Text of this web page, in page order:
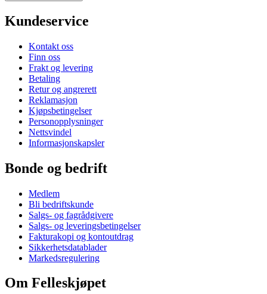
Kundeservice
Kontakt oss
Finn oss
Frakt og levering
Betaling
Retur og angrerett
Reklamasjon
Kjøpsbetingelser
Personopplysninger
Nettsvindel
Informasjonskapsler
Bonde og bedrift
Medlem
Bli bedriftskunde
Salgs- og fagrådgivere
Salgs- og leveringsbetingelser
Fakturakopi og kontoutdrag
Sikkerhetsdatablader
Markedsregulering
Om Felleskjøpet